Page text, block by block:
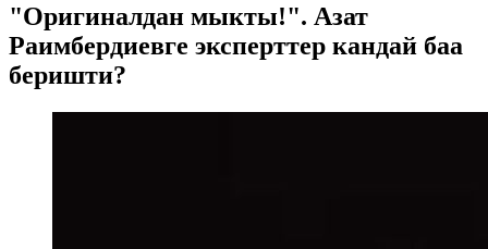
"Оригиналдан мыкты!". Азат
Раимбердиевге эксперттер кандай баа
беришти?